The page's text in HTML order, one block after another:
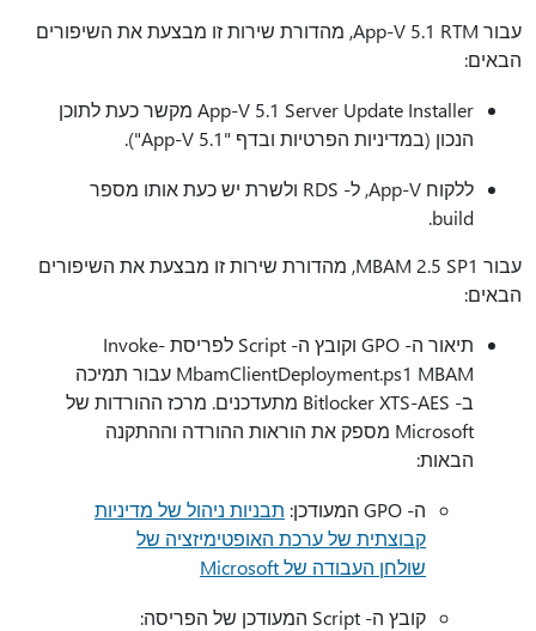
עבור App-V 5.1 RTM, מהדורת שירות זו מבצעת את השיפורים
הבאים:
App-V 5.1 Server Update Installer מקשר כעת לתוכן
הנכון (במדיניות הפרטיות ובדף "App-V 5.1").
ללקוח App-V, ל- RDS ולשרת יש כעת אותו מספר
build.
עבור MBAM 2.5 SP1, מהדורת שירות זו מבצעת את השיפורים
הבאים:
תיאור ה- GPO וקובץ ה- Script לפריסת Invoke-
MbamClientDeployment.ps1 MBAM עבור תמיכה
ב- Bitlocker XTS-AES מתעדכנים. מרכז ההורדות של
Microsoft מספק את הוראות ההורדה וההתקנה
הבאות:
ה- GPO המעודכן:
תבניות ניהול של מדיניות
קבוצתית של ערכת האופטימיזציה של
שולחן העבודה של Microsoft
קובץ ה- Script המעודכן של הפריסה: